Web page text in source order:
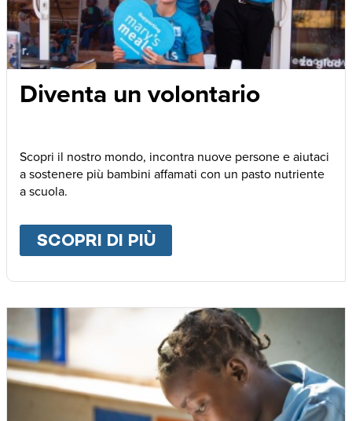
Diventa un volontario
Scopri il nostro mondo, incontra nuove persone e aiutaci
a sostenere più bambini affamati con un pasto nutriente
a scuola.
SCOPRI DI PIÙABOUT